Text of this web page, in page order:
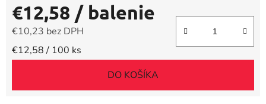
€12,58 / balenie
€10,23 bez DPH
Jednotková cena:
€12,58 / 100 ks
DO KOŠÍKA